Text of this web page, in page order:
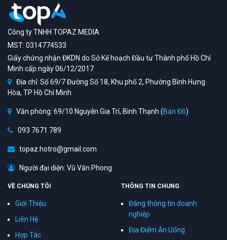
Công ty TNHH TOPAZ MEDIA
MST: 0314774533
Giấy chứng nhận ĐKDN do Sở Kế hoạch Đầu tư Thành phố Hồ Chí
Minh cấp ngày 06/12/2017
Địa chỉ: Số 69/7 Đường Số 18, Khu phố 2, Phường Bình Hưng
Hòa, TP Hồ Chí Minh
Văn phòng: 69/10 Nguyễn Gia Trí, Bình Thạnh (Bản Đồ)
093 7671 789
topaz.hotro@gmail.com
Người đại diện: Vũ Văn Phong
VỀ CHÚNG TÔI
Giới Thiệu
Liên Hệ
Hợp Tác
THÔNG TIN CHUNG
Đăng thông tin doanh
nghiệp
Địa Điểm Ăn Uống